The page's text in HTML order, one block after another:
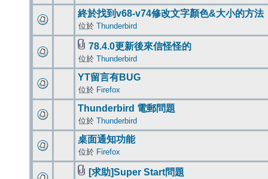
終於找到v68-v74修改文字顏色&大小的方法
位於 Thunderbird
78.4.0更新後來信怪怪的
位於 Thunderbird
YT留言有BUG
位於 Firefox
Thunderbird 電郵問題
位於 Thunderbird
桌面通知功能
位於 Firefox
[求助]Super Start問題